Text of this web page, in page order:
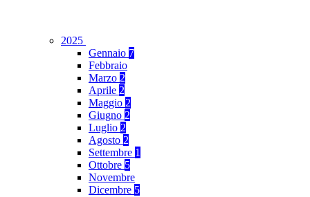
2025
Gennaio 7
Febbraio
Marzo 2
Aprile 2
Maggio 2
Giugno 2
Luglio 2
Agosto 2
Settembre 1
Ottobre 5
Novembre
Dicembre 5